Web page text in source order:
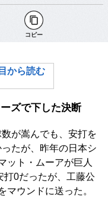
コピー
から読む
ズで下した決断
が嵩んでも、安打を
たが、昨年の日本シ
ット・ムーアが巨人
打0だったが、工藤公
マウンドに送った。